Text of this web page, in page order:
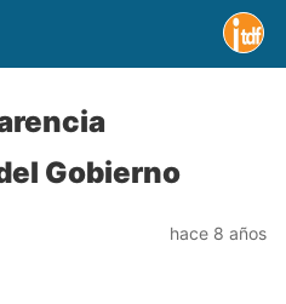
Gobierno
hace 8 años